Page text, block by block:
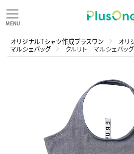
オリジナルTシャツ作成プラスワン オリ
マルシェバッグ クルリト マルシェバッ